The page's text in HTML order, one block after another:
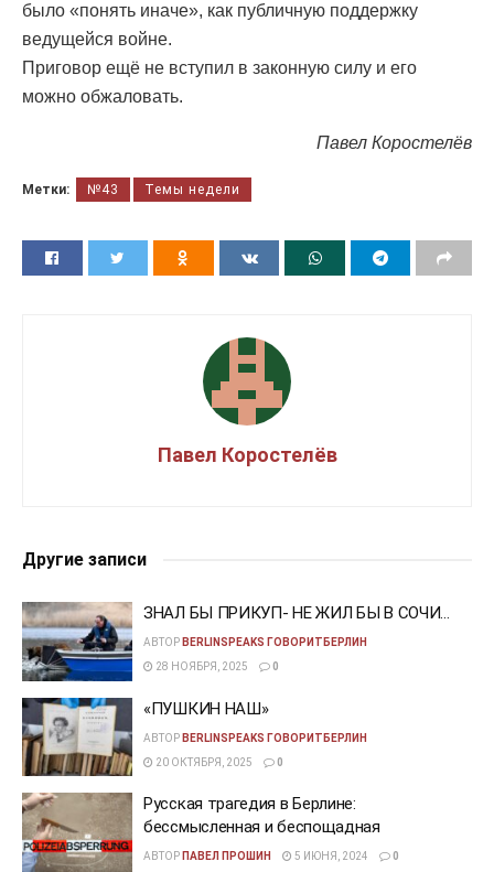
было «понять иначе», как публичную поддержку
ведущейся войне.
Приговор ещё не вступил в законную силу и его
можно обжаловать.
Павел Коростелёв
Метки: №43 Темы недели
Павел Коростелёв
Другие записи
ЗНАЛ БЫ ПРИКУП- НЕ ЖИЛ БЫ В СОЧИ…
АВТОР BERLINSPEAKS ГОВОРИТБЕРЛИН
28 НОЯБРЯ, 2025
0
«ПУШКИН НАШ»
АВТОР BERLINSPEAKS ГОВОРИТБЕРЛИН
20 ОКТЯБРЯ, 2025
0
Русская трагедия в Берлине:
бессмысленная и беспощадная
АВТОР ПАВЕЛ ПРОШИН 5 ИЮНЯ, 2024 0